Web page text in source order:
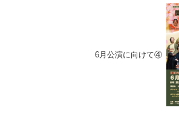
6月公演に向けて④